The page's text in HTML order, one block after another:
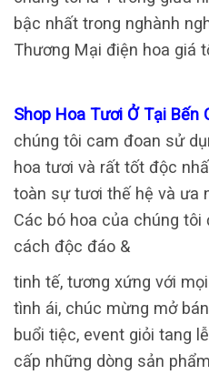
bậc nhất trong nghành
Thương Mại điện hoa giá
Shop Hoa Tươi Ở Tại Bến
chúng tôi cam đoan sử
hoa tươi và rất tốt độc
toàn sự tươi thế hệ và ưa
Các bó hoa của chúng
cách độc đáo &
tinh tế, tương xứng với
tình ái, chúc mừng mở
buổi tiệc, event giỏi tang
cấp những dòng sản